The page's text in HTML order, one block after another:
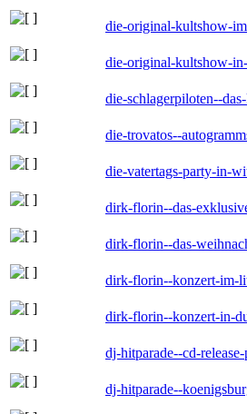
die-original-kultshow-
die-original-kultshow-
die-schlagerpiloten--
die-trovatos--
die-vatertags-party-in-
dirk-florin--das-
dirk-florin--das-
dirk-florin--konzert-im-
dirk-florin--konzert-in-
dj-hitparade--cd-
dj-hitparade--